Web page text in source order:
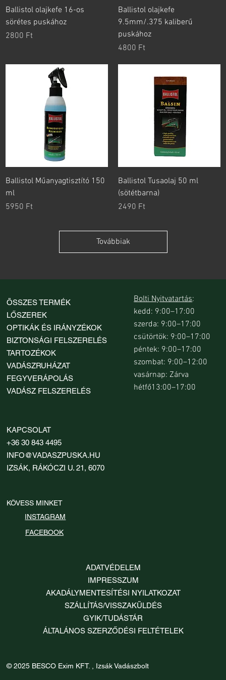
Ballistol olajkefe 16-os
sörétes puskához
Ár
2800 Ft
Ballistol olajkefe
9.5mm/.375 kaliberű
puskához
Ár
4800 Ft
Ballistol Műanyagtisztító 150
ml
Ár
5950 Ft
Ballistol Tusaolaj 50 ml
(sötétbarna)
Ár
2490 Ft
Továbbiak
ADATVÉDELEM
IMPRESSZUM
AKADÁLYMENTESÍTÉSI NYILATKOZAT
SZÁLLÍTÁS/VISSZAKÜLDÉS
GYIK/TUDÁSTÁR
ÁLTALÁNOS SZERZŐDÉSI FELTÉTELEK
ÖSSZES TERMÉK
LŐSZEREK
OPTIKÁK ÉS IRÁNYZÉKOK
BIZTONSÁGI FELSZERELÉS
TARTOZÉKOK
VADÁSZRUHÁZAT
FEGYVERÁPOLÁS
VADÁSZ FELSZERELÉS
KÖVESS MINKET
INSTAGRAM
FACEBOOK
© 2025 BESCO Exim KFT. , Izsák Vadászbolt
KAPCSOLAT
+36 30 843 4495
INFO@VADASZPUSKA.HU
IZSÁK, RÁKÓCZI U. 21, 6070
Bolti Nyitvatartás:
kedd: 9:00–17:00
szerda: 9:00–17:00
csütörtök: 9:00–17:00
péntek: 9:00–17:00
szombat: 9:00–12:00
vasárnap: Zárva
hétfő13:00–17:00